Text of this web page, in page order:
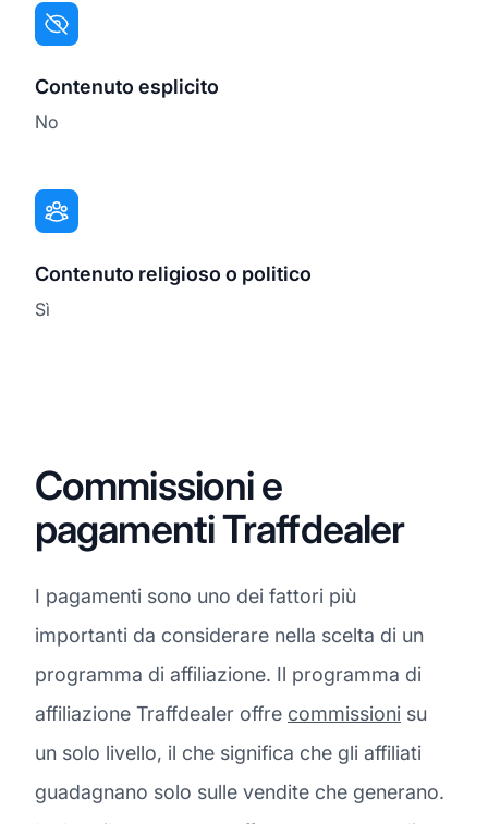
Contenuto esplicito
No
Contenuto religioso o politico
Sì
Commissioni e
pagamenti Traffdealer
I pagamenti sono uno dei fattori più
importanti da considerare nella scelta di un
programma di affiliazione. Il programma di
affiliazione Traffdealer offre commissioni su
un solo livello, il che significa che gli affiliati
guadagnano solo sulle vendite che generano.